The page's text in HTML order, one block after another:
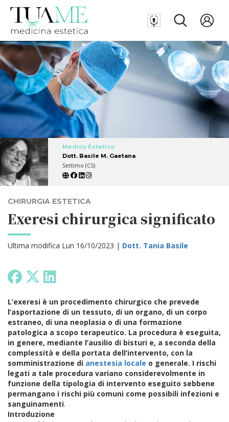
Medico Estetico
Dott. Basile M. Gaetana
Settimo (CS)
CHIRURGIA ESTETICA
Exeresi chirurgica significato
Ultima modifica Lun 16/10/2023 | Dott. Tania Basile
L’exeresi è un procedimento chirurgico che prevede
l’asportazione di un tessuto, di un organo, di un corpo
estraneo, di una neoplasia o di una formazione
patologica a scopo terapeutico. La procedura è eseguita,
in genere, mediante l’ausilio di bisturi e, a seconda della
complessità e della portata dell’intervento, con la
somministrazione di anestesia locale o generale. I rischi
legati a tale procedura variano considerevolmente in
funzione della tipologia di intervento eseguito sebbene
permangano i rischi più comuni come possibili infezioni e
sanguinamenti.
Introduzione